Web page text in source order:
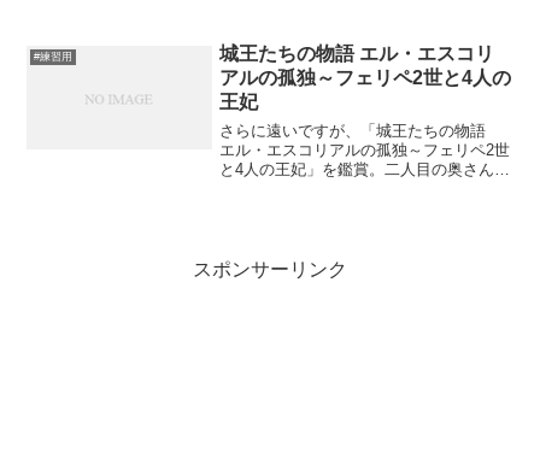
#練習用
城王たちの物語 エル・エスコリ
アルの孤独～フェリペ2世と4人の
王妃
さらに遠いですが、「城王たちの物語
エル・エスコリアルの孤独～フェリペ2世
と4人の王妃」を鑑賞。二人目の奥さんが
スポンサーリンク